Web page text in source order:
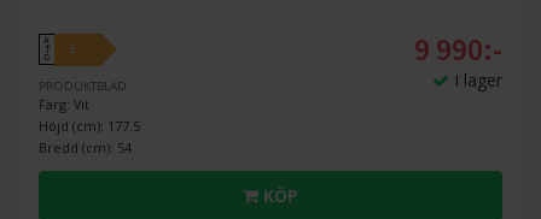
A
↑
G
E
PRODUKTBLAD
Färg: Vit
Höjd (cm): 177.5
Bredd (cm): 54
9 990:-
I lager
KÖP